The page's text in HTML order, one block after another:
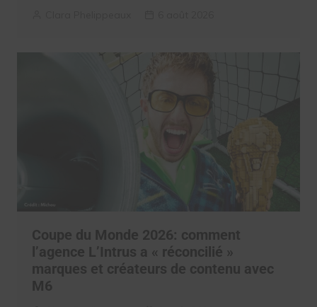
Coupe du Monde 2026: comment
l’agence L’Intrus a « réconcilié »
marques et créateurs de contenu avec
M6